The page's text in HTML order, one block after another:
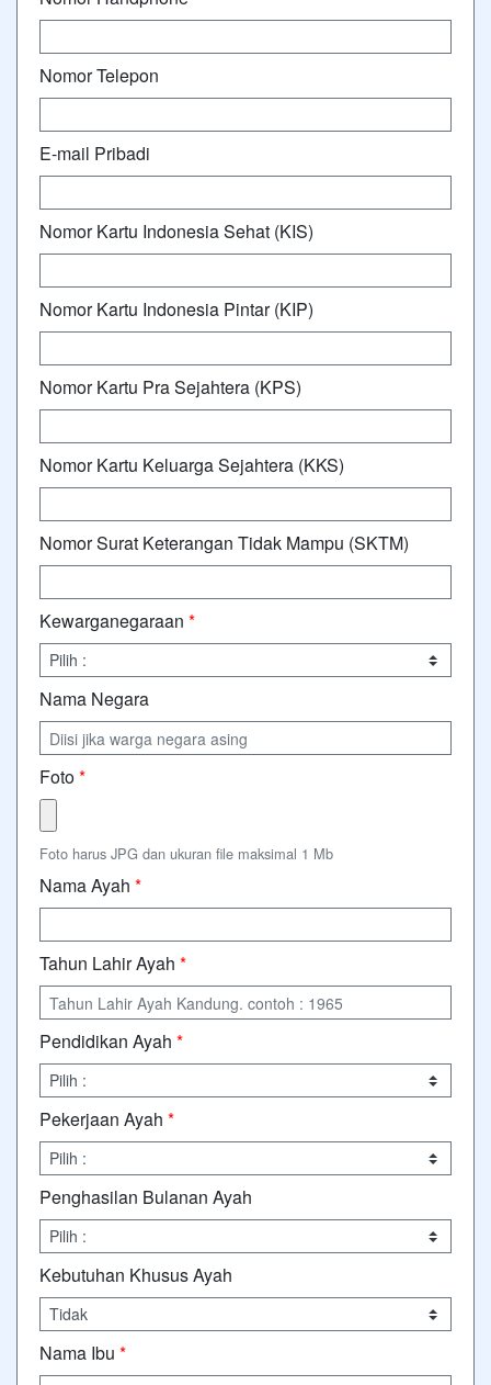
Nomor Telepon
E-mail Pribadi
Nomor Kartu Indonesia Sehat (KIS)
Nomor Kartu Indonesia Pintar (KIP)
Nomor Kartu Pra Sejahtera (KPS)
Nomor Kartu Keluarga Sejahtera (KKS)
Nomor Surat Keterangan Tidak Mampu (SKTM)
Kewarganegaraan *
Nama Negara
Foto*
Foto harus JPG dan ukuran file maksimal 1 Mb
Nama Ayah *
Tahun Lahir Ayah *
Pendidikan Ayah *
Pekerjaan Ayah *
Penghasilan Bulanan Ayah
Kebutuhan Khusus Ayah
Nama Ibu *